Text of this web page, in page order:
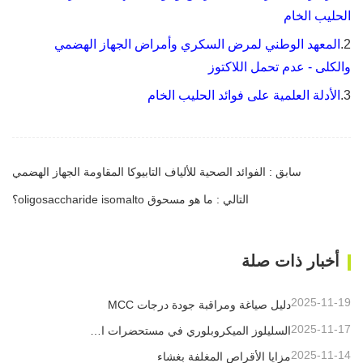
الحليب الخام
2. المعهد الوطني لمرض السكري وأمراض الجهاز الهضمي
والكلى - عدم تحمل اللاكتوز
3. الأدلة العلمية على فوائد الحليب الخام
سابق : الفوائد الصحية للألياف التابيوكا المقاومة الجهاز الهضمي
التالي : ما هو مسحوق oligosaccharide isomalto؟
أخبار ذات صلة
دليل صياغة ومراقبة جودة درجات MCC2025-11-19
2025-11-17
مزايا الأقراص المغلفة بغشاء2025-11-14